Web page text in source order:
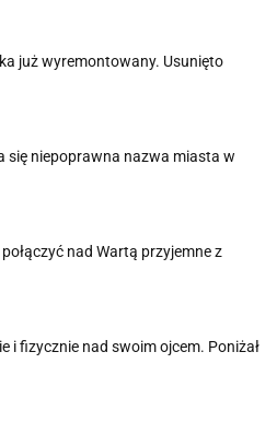
już wyremontowany. Usunięto
się niepoprawna nazwa miasta w
nad Wartą przyjemne z
i fizycznie nad swoim ojcem. Poniżał